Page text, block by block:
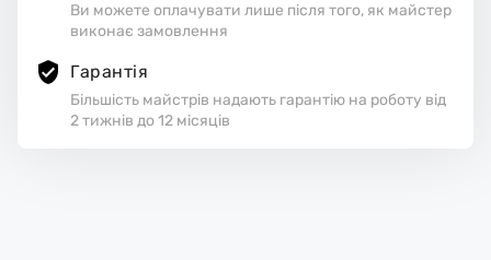
Ви можете оплачувати лише після того, як майстер
виконає замовлення
Гарантія
Більшість майстрів надають гарантію на роботу від
2 тижнів до 12 місяців